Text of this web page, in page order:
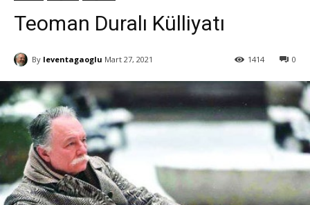
Teoman Duralı Külliyatı
By leventagaoglu Mart 27, 2021 0
1414